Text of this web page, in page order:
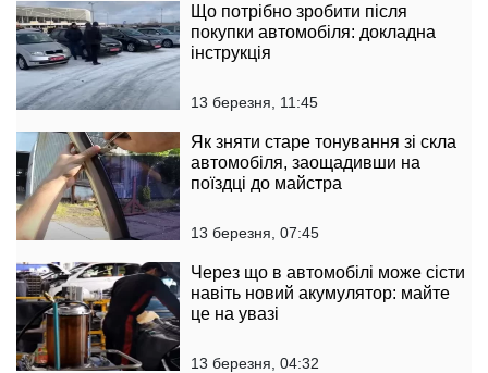
Що потрібно зробити після
покупки автомобіля: докладна
інструкція
13 березня, 11:45
Як зняти старе тонування зі скла
автомобіля, заощадивши на
поїздці до майстра
13 березня, 07:45
Через що в автомобілі може сісти
навіть новий акумулятор: майте
це на увазі
13 березня, 04:32